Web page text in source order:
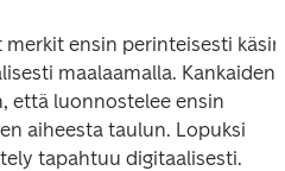
ensin perinteisesti käsin
maalaamalla. Kankaiden
että luonnostelee ensin
aiheesta taulun. Lopuksi
tapahtuu digitaalisesti.